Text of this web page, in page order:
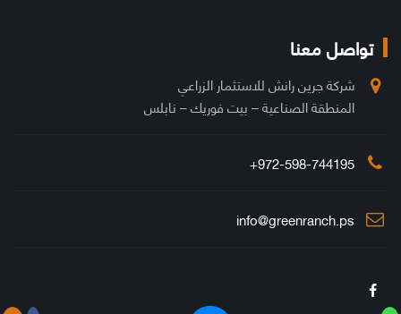
تواصل معنا
شركة جرين رانش للاستثمار الزراعي
المنطقة الصناعية – بيت فوريك – نابلس
972-598-744195+
info@greenranch.ps